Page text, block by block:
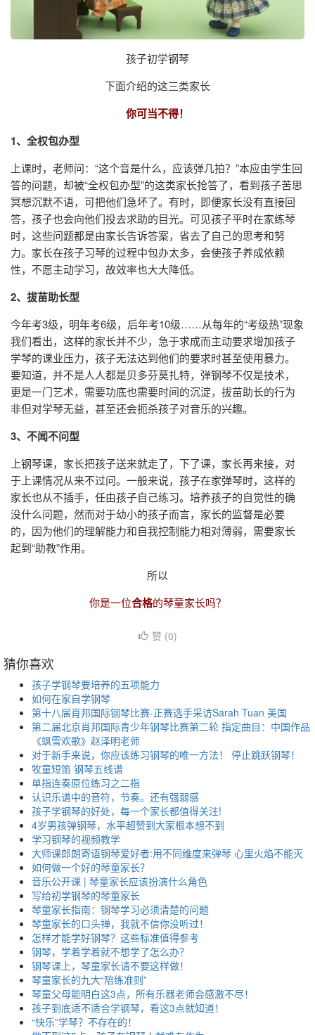
孩子初学钢琴
下面介绍的这三类家长
你可当不得！
1、全权包办型
上课时，老师问：“这个音是什么，应该弹几拍？”本应由学生回
答的问题，却被“全权包办型”的这类家长抢答了，看到孩子苦思
冥想沉默不语，可把他们急坏了。有时，即便家长没有直接回
答，孩子也会向他们投去求助的目光。可见孩子平时在家练琴
时，这些问题都是由家长告诉答案，省去了自己的思考和努
力。家长在孩子习琴的过程中包办太多，会使孩子养成依赖
性，不愿主动学习，故效率也大大降低。
2、拔苗助长型
今年考3级，明年考6级，后年考10级……从每年的“考级热”现象
我们看出，这样的家长并不少，急于求成而主动要求增加孩子
学琴的课业压力，孩子无法达到他们的要求时甚至使用暴力。
要知道，并不是人人都是贝多芬莫扎特，弹钢琴不仅是技术，
更是一门艺术，需要功底也需要时间的沉淀，拔苗助长的行为
非但对学琴无益，甚至还会扼杀孩子对音乐的兴趣。
3、 不闻不问型
上钢琴课，家长把孩子送来就走了，下了课，家长再来接，对
于上课情况从来不过问。一般来说，孩子在家弹琴时，这样的
家长也从不插手，任由孩子自己练习。培养孩子的自觉性的确
没什么问题，然而对于幼小的孩子而言，家长的监督是必要
的，因为他们的理解能力和自我控制能力相对薄弱，需要家长
起到“助教”作用。
所以
你是一位合格的琴童家长吗？
赞 (0)
猜你喜欢
孩子学钢琴要培养的五项能力
如何在家自学钢琴
第十八届肖邦国际钢琴比赛-正赛选手采访Sarah Tuan 美国
第二届北京肖邦国际青少年钢琴比赛第二轮 指定曲目：中国作品
《飒雪欢歌》赵泽明老师
对于新手来说，你应该练习钢琴的唯一方法！ 停止跳跃钢琴！
牧童短笛 钢琴五线谱
单指连奏原位练习之二指
认识乐谱中的音符，节奏。还有强弱感
孩子学钢琴的好处，每一个家长都值得关注!
4岁男孩弹钢琴，水平超赞到大家根本想不到
学习钢琴的视频教学
大师课郎朗寄语钢琴爱好者:用不同维度来弹琴 心里火焰不能灭
如何做一个好的琴童家长？
音乐公开课 | 琴童家长应该扮演什么角色
写给初学钢琴的琴童家长
琴童家长指南：钢琴学习必须清楚的问题
琴童家长的口头禅，我就不信你没听过！
怎样才能学好钢琴？这些标准值得参考
钢琴，学着学着就不想学了怎么办？
钢琴课上，琴童家长请不要这样做！
琴童家长的九大“陪练准则”
琴童父母能明白这3点，所有乐器老师会感激不尽！
孩子到底适不适合学钢琴，看这3点就知道！
“快乐”学琴？不存在的！